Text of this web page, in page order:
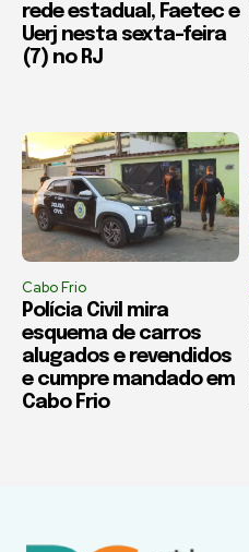
rede estadual, Faetec e
Uerj nesta sexta-feira
(7) no RJ
Cabo Frio
Polícia Civil mira
esquema de carros
alugados e revendidos
e cumpre mandado em
Cabo Frio